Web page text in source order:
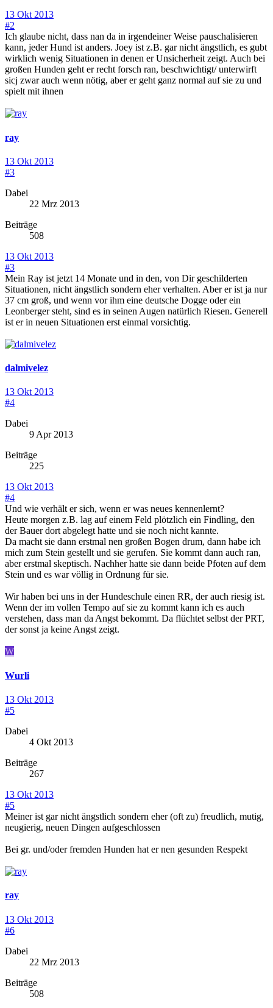
13 Okt 2013
#2
Ich glaube nicht, dass nan da in irgendeiner Weise pauschalisieren
kann, jeder Hund ist anders. Joey ist z.B. gar nicht ängstlich, es gubt
wirklich wenig Situationen in denen er Unsicherheit zeigt. Auch bei
großen Hunden geht er recht forsch ran, beschwichtigt/ unterwirft
sicj zwar auch wenn nötig, aber er geht ganz normal auf sie zu und
spielt mit ihnen
ray
13 Okt 2013
#3
Dabei
22 Mrz 2013
Beiträge
508
13 Okt 2013
#3
Mein Ray ist jetzt 14 Monate und in den, von Dir geschilderten
Situationen, nicht ängstlich sondern eher verhalten. Aber er ist ja nur
37 cm groß, und wenn vor ihm eine deutsche Dogge oder ein
Leonberger steht, sind es in seinen Augen natürlich Riesen. Generell
ist er in neuen Situationen erst einmal vorsichtig.
dalmivelez
13 Okt 2013
#4
Dabei
9 Apr 2013
Beiträge
225
13 Okt 2013
#4
Und wie verhält er sich, wenn er was neues kennenlernt?
Heute morgen z.B. lag auf einem Feld plötzlich ein Findling, den
der Bauer dort abgelegt hatte und sie noch nicht kannte.
Da macht sie dann erstmal nen großen Bogen drum, dann habe ich
mich zum Stein gestellt und sie gerufen. Sie kommt dann auch ran,
aber erstmal skeptisch. Nachher hatte sie dann beide Pfoten auf dem
Stein und es war völlig in Ordnung für sie.
Wir haben bei uns in der Hundeschule einen RR, der auch riesig ist.
Wenn der im vollen Tempo auf sie zu kommt kann ich es auch
verstehen, dass man da Angst bekommt. Da flüchtet selbst der PRT,
der sonst ja keine Angst zeigt.
W
Wurli
13 Okt 2013
#5
Dabei
4 Okt 2013
Beiträge
267
13 Okt 2013
#5
Meiner ist gar nicht ängstlich sondern eher (oft zu) freudlich, mutig,
neugierig, neuen Dingen aufgeschlossen
Bei gr. und/oder fremden Hunden hat er nen gesunden Respekt
ray
13 Okt 2013
#6
Dabei
22 Mrz 2013
Beiträge
508